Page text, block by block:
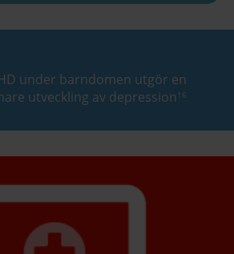
under barndomen utgör en
utveckling av depression16